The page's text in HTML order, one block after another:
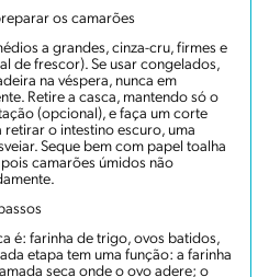
os camarões
a grandes, cinza-cru, firmes e
de frescor). Se usar congelados,
na véspera, nunca em
Retire a casca, mantendo só o
(opcional), e faça um corte
o intestino escuro, uma
Seque bem com papel toalha
camarões úmidos não
é: farinha de trigo, ovos batidos,
etapa tem uma função: a farinha
seca onde o ovo adere; o